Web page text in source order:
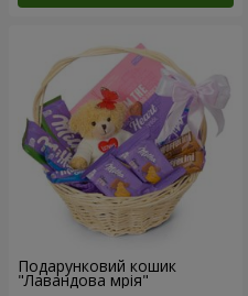
Подарунковий кошик
"Лавандова мрія"